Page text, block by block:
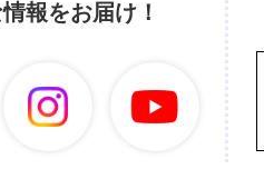
報をお届け！